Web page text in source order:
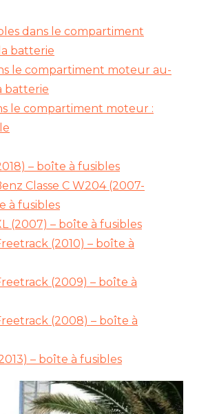
dans le compartiment
batterie
le compartiment moteur au-
batterie
le compartiment moteur :
– boîte à fusibles
Classe C W204 (2007-
à fusibles
(2007) – boîte à fusibles
(2010) – boîte à
(2009) – boîte à
(2008) – boîte à
– boîte à fusibles